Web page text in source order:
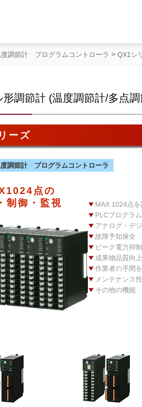
調節計 プログラムコントローラ > QX1シ
調節計 (温度調節計/多点調
ーズ
調節計 プログラムコントローラ
点の
制御・監視
MAX 1024点
PLCプログラ
アナログ・デ
故障予知保全
ピーク電力抑
成果物品質向
作業者の手間
メンテナンス
その他の機能